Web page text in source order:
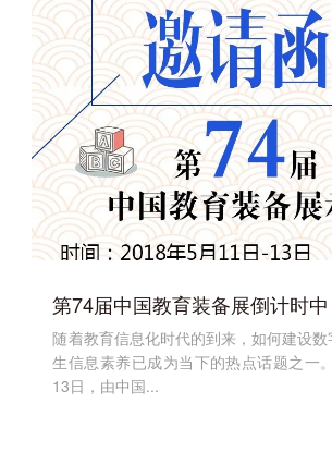
第74届中国教育装备展倒计时中
随着教育信息化时代的到来，如何建设
生信息素养已成为当下的热点话题之一
13日，由中国...